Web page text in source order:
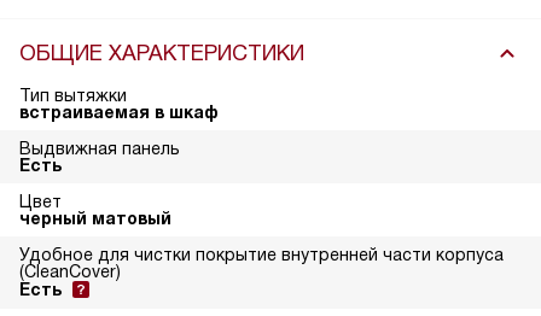
ОБЩИЕ ХАРАКТЕРИСТИКИ
Тип вытяжки
встраиваемая в шкаф
Выдвижная панель
Есть
Цвет
черный матовый
Удобное для чистки покрытие внутренней части корпуса
(CleanCover)
Есть